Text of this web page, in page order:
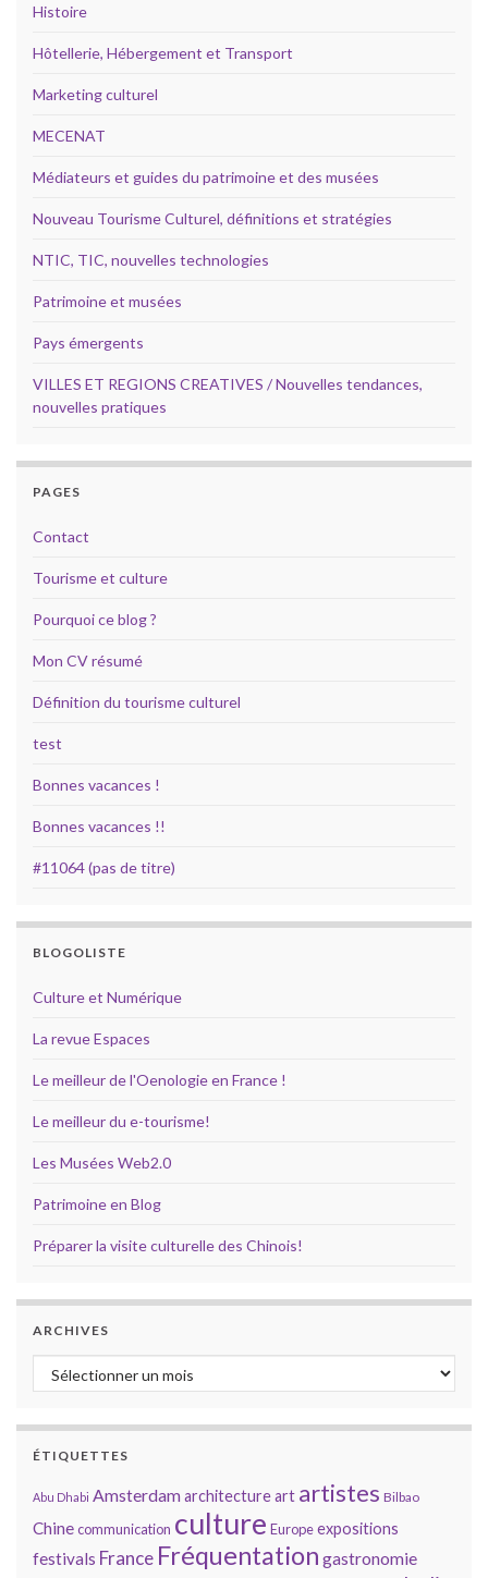
Histoire
Hôtellerie, Hébergement et Transport
Marketing culturel
MECENAT
Médiateurs et guides du patrimoine et des musées
Nouveau Tourisme Culturel, définitions et stratégies
NTIC, TIC, nouvelles technologies
Patrimoine et musées
Pays émergents
VILLES ET REGIONS CREATIVES / Nouvelles tendances,
nouvelles pratiques
PAGES
Contact
Tourisme et culture
Pourquoi ce blog ?
Mon CV résumé
Définition du tourisme culturel
test
Bonnes vacances !
Bonnes vacances !!
#11064 (pas de titre)
BLOGOLISTE
Culture et Numérique
La revue Espaces
Le meilleur de l'Oenologie en France !
Le meilleur du e-tourisme!
Les Musées Web2.0
Patrimoine en Blog
Préparer la visite culturelle des Chinois!
ARCHIVES
Archives
ÉTIQUETTES
Abu Dhabi Amsterdamarchitectureart artistes Bilbao
Chinecommunication culture Europeexpositions
festivals France Fréquentation gastronomie